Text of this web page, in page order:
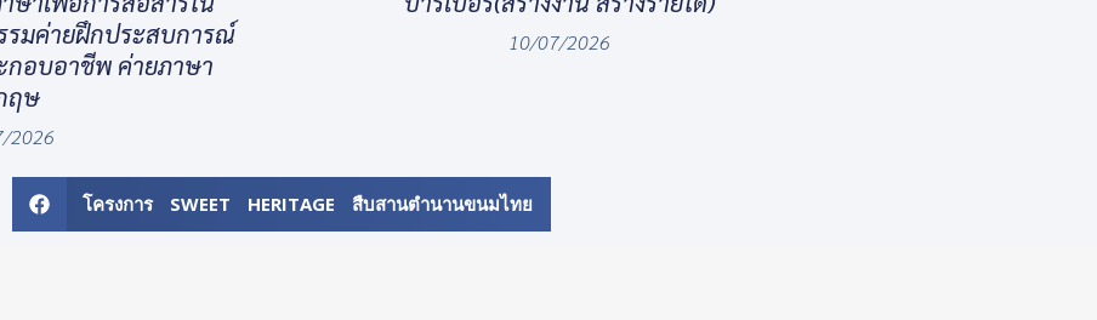
รมค่ายฝึกประสบการณ์
กอบอาชีพ ค่ายภาษา
ฤษ
2026
10/07/2026
โครงการ SWEET HERITAGE สืบสานตำนานขนมไทย